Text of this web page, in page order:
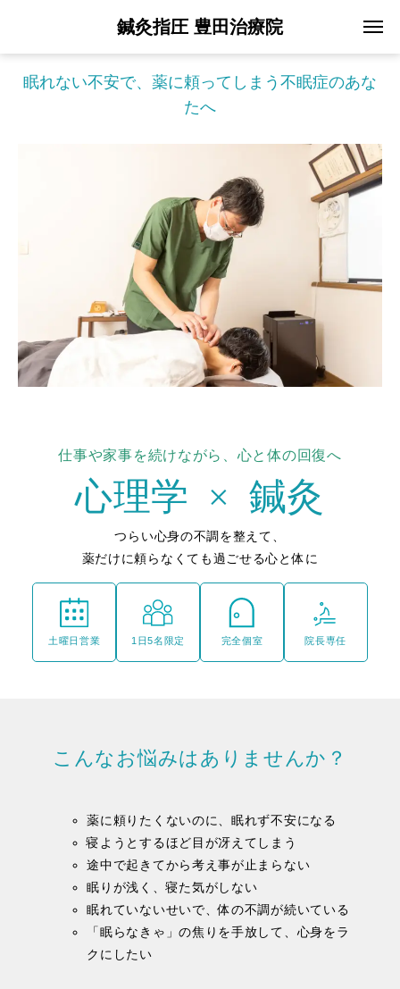
鍼灸指圧 豊田治療院
眠れない不安で、薬に頼ってしまう不眠症のあな
たへ
仕事や家事を続けながら、心と体の回復へ
心理学 × 鍼灸
つらい心身の不調を整えて、
薬だけに頼らなくても過ごせる心と体に
土曜日営業 1日5名限定 完全個室 院長専任
こんなお悩みはありませんか？
薬に頼りたくないのに、眠れず不安になる
寝ようとするほど目が冴えてしまう
途中で起きてから考え事が止まらない
眠りが浅く、寝た気がしない
眠れていないせいで、体の不調が続いている
「眠らなきゃ」の焦りを手放して、心身をラ
クにしたい